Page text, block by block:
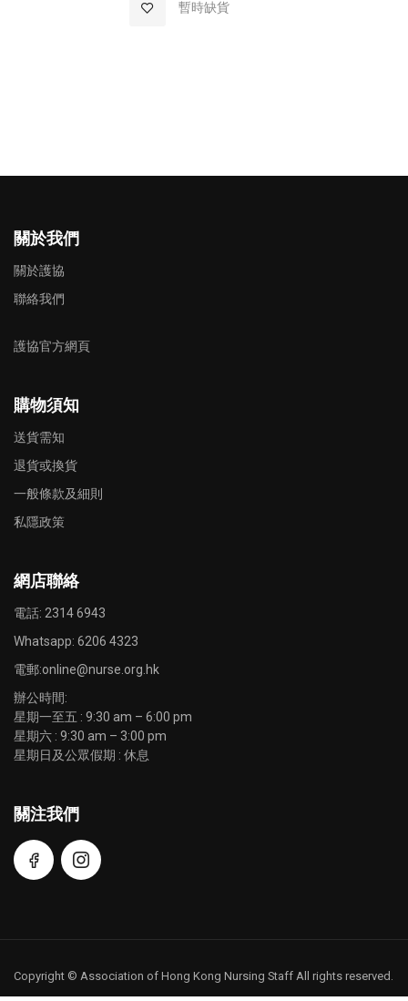
暫時缺貨
加入至願望清單
關於我們
關於護協
聯絡我們
護協官方網頁
購物須知
送貨需知
退貨或換貨
一般條款及細則
私隱政策
網店聯絡
電話: 2314 6943
Whatsapp: 6206 4323
電郵:online@nurse.org.hk
辦公時間:
星期一至五 : 9:30 am – 6:00 pm
星期六 : 9:30 am – 3:00 pm
星期日及公眾假期 : 休息
關注我們
Copyright © Association of Hong Kong Nursing Staff All rights reserved.